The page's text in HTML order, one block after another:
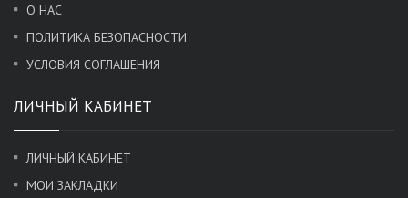
О НАС
ПОЛИТИКА БЕЗОПАСНОСТИ
УСЛОВИЯ СОГЛАШЕНИЯ
ЛИЧНЫЙ КАБИНЕТ
ЛИЧНЫЙ КАБИНЕТ
МОИ ЗАКЛАДКИ